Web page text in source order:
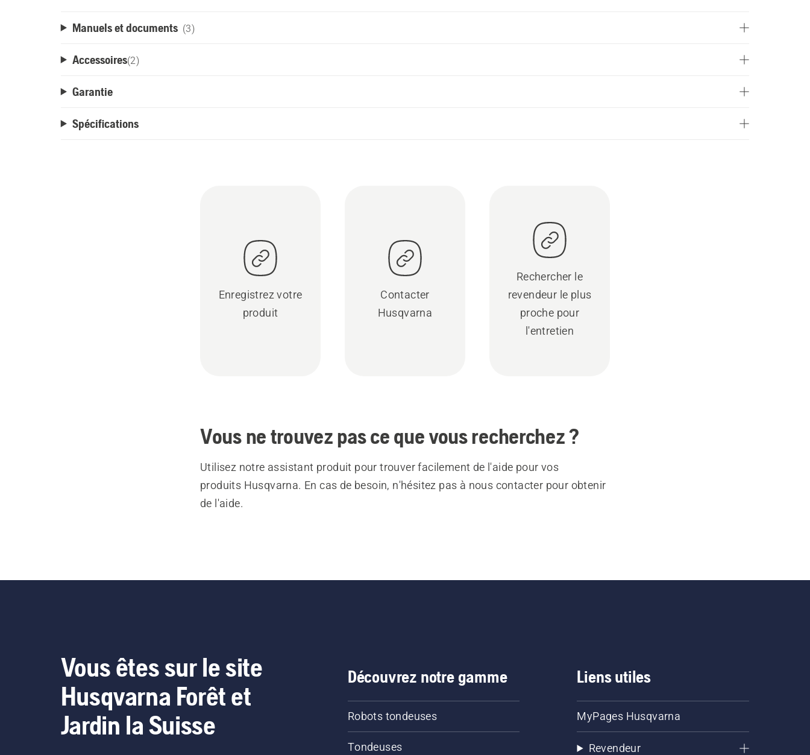
Manuels et documents (3)
Accessoires(2)
Garantie
Spécifications
Enregistrez votre
produit
Contacter
Husqvarna
Rechercher le
revendeur le plus
proche pour
l'entretien
Vous ne trouvez pas ce que vous recherchez ?
Utilisez notre assistant produit pour trouver facilement de l'aide pour vos
produits Husqvarna. En cas de besoin, n'hésitez pas à nous contacter pour obtenir
de l'aide.
Vous êtes sur le site
Husqvarna Forêt et
Jardin la Suisse
Découvrez notre gamme
Robots tondeuses
Tondeuses
Liens utiles
MyPages Husqvarna
Revendeur